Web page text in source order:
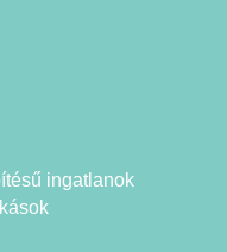
ingatlanok